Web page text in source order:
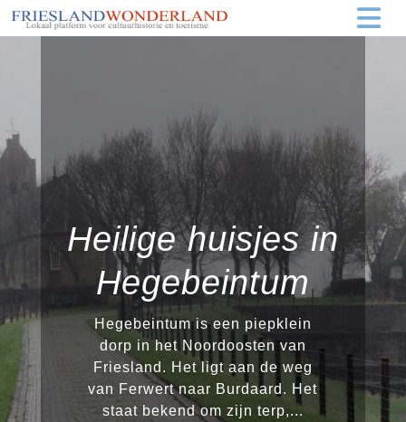
Heilige huisjes in
Hegebeintum
Hegebeintum is een piepklein
dorp in het Noordoosten van
Friesland. Het ligt aan de weg
van Ferwert naar Burdaard. Het
staat bekend om zijn terp,...